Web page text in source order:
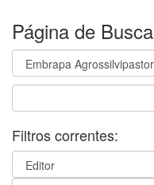
Página de Busca
Filtros correntes: